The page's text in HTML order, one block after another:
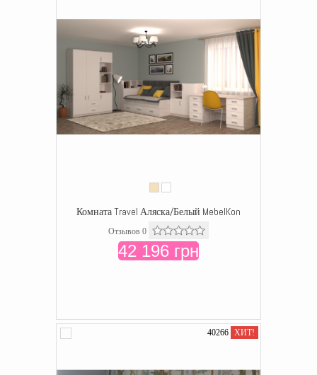
Комната Travel Аляска/Белый MebelKon
Отзывов 0
42 196 грн
40266 ХИТ!